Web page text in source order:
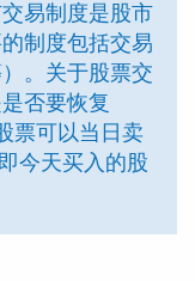
易制度是股市
制度包括交易
。关于股票交
否要恢复
票可以当日卖
今天买入的股